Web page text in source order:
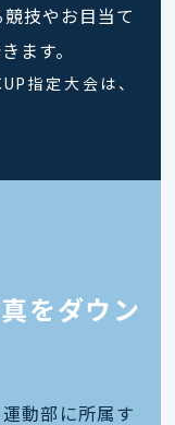
技やお目当て
ます。
指定大会は、
をダウン
動部に所属す